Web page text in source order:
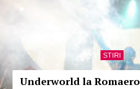
STIRI
Underworld la Romaero